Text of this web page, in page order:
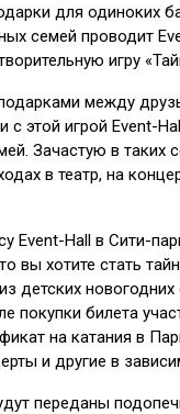
для одиноких
семей проводит
игру
между
этой игрой Event-
Зачастую в таких
в театр, на
Event-Hall в Сити-
вы хотите стать
детских
покупки билета
на катания в
и другие в
переданы